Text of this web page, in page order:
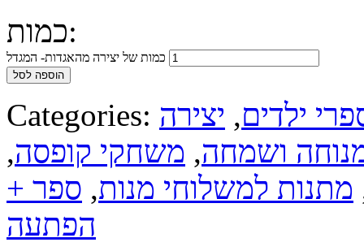
כמות:
כמות של יצירה מהאגדות- המגדל
הוספה לסל
Categories: ילדים, יצירה
ושמחה, משחקי קופסה,
מתנות למשלוחי מנות, ספר +
הפתעה